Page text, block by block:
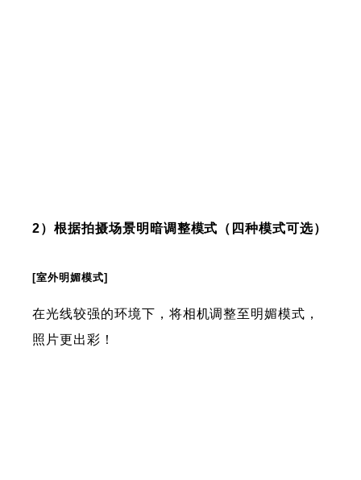
2）根据拍摄场景明暗调整模式（四种模式可选）
[室外明媚模式]
在光线较强的环境下，将相机调整至明媚模式，
照片更出彩！